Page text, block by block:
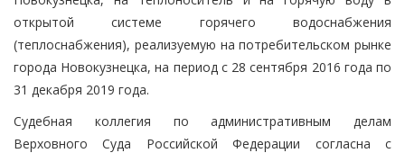
открытой системе горячего водоснабжения
(теплоснабжения), реализуемую на потребительском рынке
города Новокузнецка, на период с 28 сентября 2016 года по
31 декабря 2019 года.
Судебная коллегия по административным делам
Верховного Суда Российской Федерации согласна с